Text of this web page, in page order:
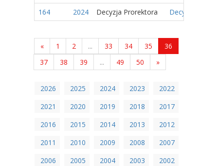
164
2024 Decyzja Prorektora Decyzja Nr 6/
« 1 2 ... 33 34 35
36
37
38 39 ... 49 50 »
2026 2025 2024 2023
2022
2021
2020 2019 2018
2017
2016
2015 2014 2013
2012
2011
2010 2009 2008
2007
2006
2005 2004 2003
2002